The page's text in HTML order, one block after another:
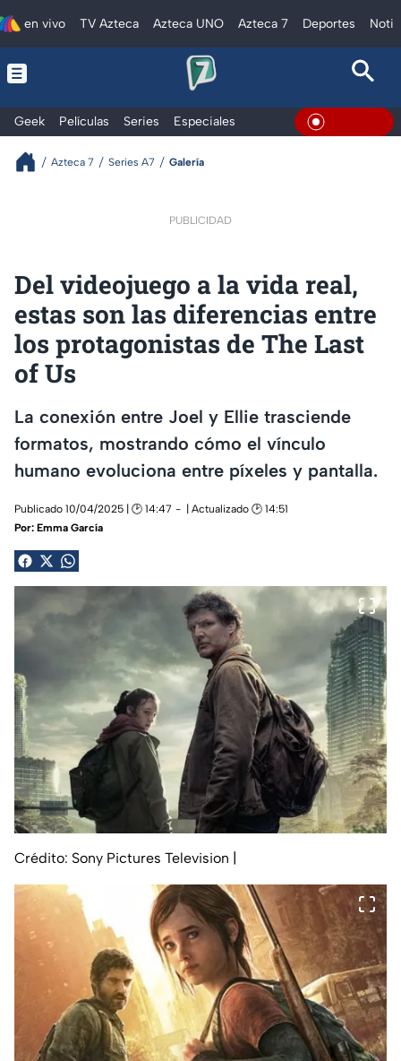
en vivo TV Azteca Azteca UNO Azteca 7 Deportes
Geek Películas Series Especiales
Azteca 7 Series A7 Galería
PUBLICIDAD
Del videojuego a la vida real,
estas son las diferencias entre
los protagonistas de The Last
of Us
La conexión entre Joel y Ellie trasciende
formatos, mostrando cómo el vínculo
humano evoluciona entre píxeles y pantalla.
Publicado 10/04/2025 | 🕑 14:47
| Actualizado 🕑 14:51
Por: Emma García
Crédito: Sony Pictures Television |